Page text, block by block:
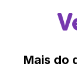
Mais do